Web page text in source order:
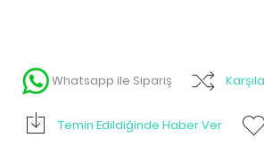
Whatsapp ile Sipariş
Temin Edildiğinde Haber Ver